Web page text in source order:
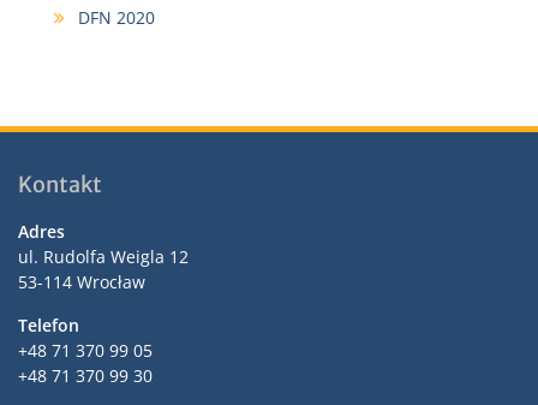
DFN 2020
Kontakt
Adres
ul. Rudolfa Weigla 12
53-114 Wrocław
Telefon
+48 71 370 99 05
+48 71 370 99 30